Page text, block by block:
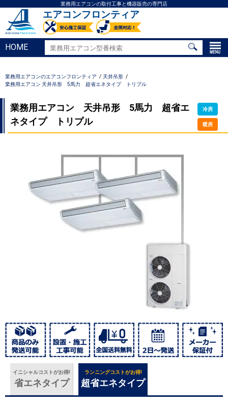
業務用エアコンの取付工事と機器販売の専門店
エアコンフロンティア
HOME
業務用エアコンのエアコンフロンティア
天井吊形
業務用エアコン 天井吊形 5馬力 超省エネタイプ トリプル
業務用エアコン 天井吊形 5馬力 超省エ
ネタイプ トリプル
冷房
暖房
イニシャルコストがお得!
省エネタイプ
ランニングコストがお得!
超省エネタイプ